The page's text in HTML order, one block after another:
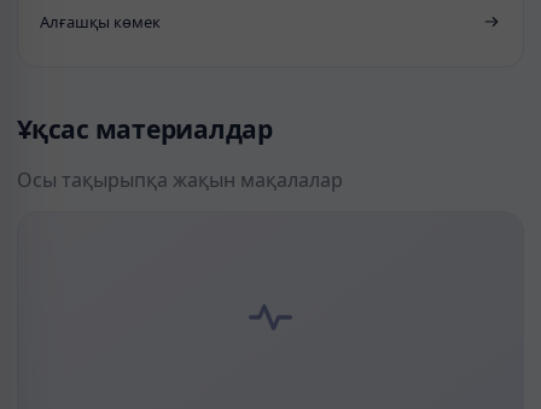
Алғашқы көмек
Ұқсас материалдар
Осы тақырыпқа жақын мақалалар